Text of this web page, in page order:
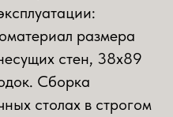
размера
стен, 38х89
Сборка
столах в строгом